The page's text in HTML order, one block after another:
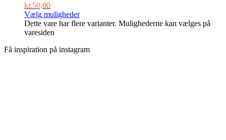
kr.50,00
Vælg muligheder
Dette vare har flere varianter. Mulighederne kan vælges på
varesiden
Få inspiration på instagram